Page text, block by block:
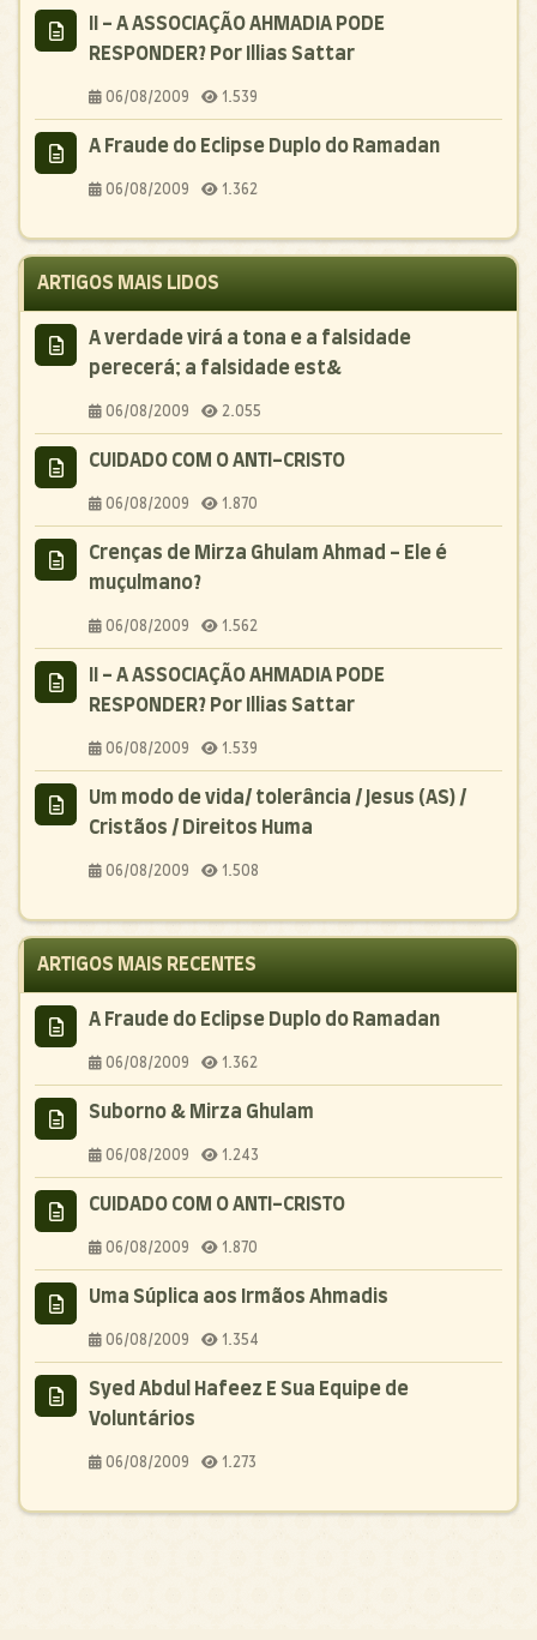
II - A ASSOCIAÇÃO AHMADIA PODE
RESPONDER? Por Illias Sattar
06/08/2009 1.539
A Fraude do Eclipse Duplo do Ramadan
06/08/2009 1.362
ARTIGOS MAIS LIDOS
A verdade virá a tona e a falsidade
perecerá; a falsidade est&
06/08/2009 2.055
CUIDADO COM O ANTI-CRISTO
06/08/2009 1.870
Crenças de Mirza Ghulam Ahmad - Ele é
muçulmano?
06/08/2009 1.562
II - A ASSOCIAÇÃO AHMADIA PODE
RESPONDER? Por Illias Sattar
06/08/2009 1.539
Um modo de vida/ tolerância / Jesus (AS) /
Cristãos / Direitos Huma
06/08/2009 1.508
ARTIGOS MAIS RECENTES
A Fraude do Eclipse Duplo do Ramadan
06/08/2009 1.362
Suborno & Mirza Ghulam
06/08/2009 1.243
CUIDADO COM O ANTI-CRISTO
06/08/2009 1.870
Uma Súplica aos Irmãos Ahmadis
06/08/2009 1.354
Syed Abdul Hafeez E Sua Equipe de
Voluntários
06/08/2009 1.273